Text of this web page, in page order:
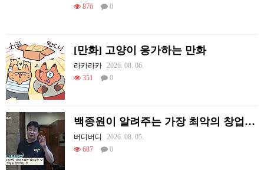
876 0
[만화] 고양이 응가하는 만화
라카라카 2026. 08. 06.
351
0
백종원이 알려주는 가장 최악의 창업과정 .JPG
버디버디
2026. 08. 05.
687
0